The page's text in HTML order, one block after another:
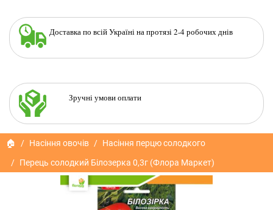
Доставка по всій Україні на протязі 2-4 робочих днів
Зручні умови оплати
🏠 Насіння овочів
Насіння перцю солодкого
Перець солодкий Білозерка 0,3г (Флора Маркет)